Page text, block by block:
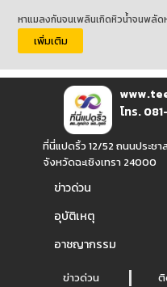
หาแมลงกันจนเพลินเกิดหิวน้ำจนพลัด
เพิ่มเติม
โทร.
ที่นี่แปดริ้ว 12/52 ถนนประช
จังหวัดฉะเชิงเทรา 24000
ข่าวด่วน
อุบัติเหตุ
อาชญากรรม
ข่าวด่วน ติ